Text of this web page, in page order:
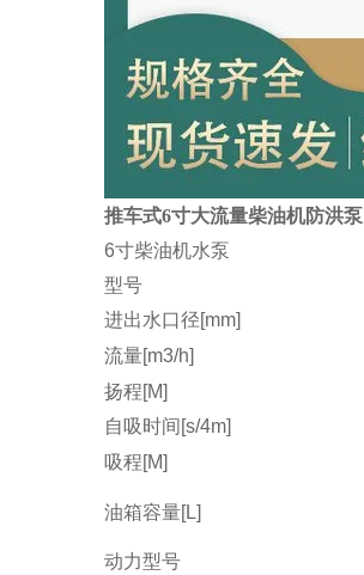
推车式6寸大流量柴油机防洪泵
6寸柴油机水泵
型号
进出水口径[mm]
流量[m3/h]
扬程[M]
自吸时间[s/4m]
吸程[M]
油箱容量[L]
动力型号